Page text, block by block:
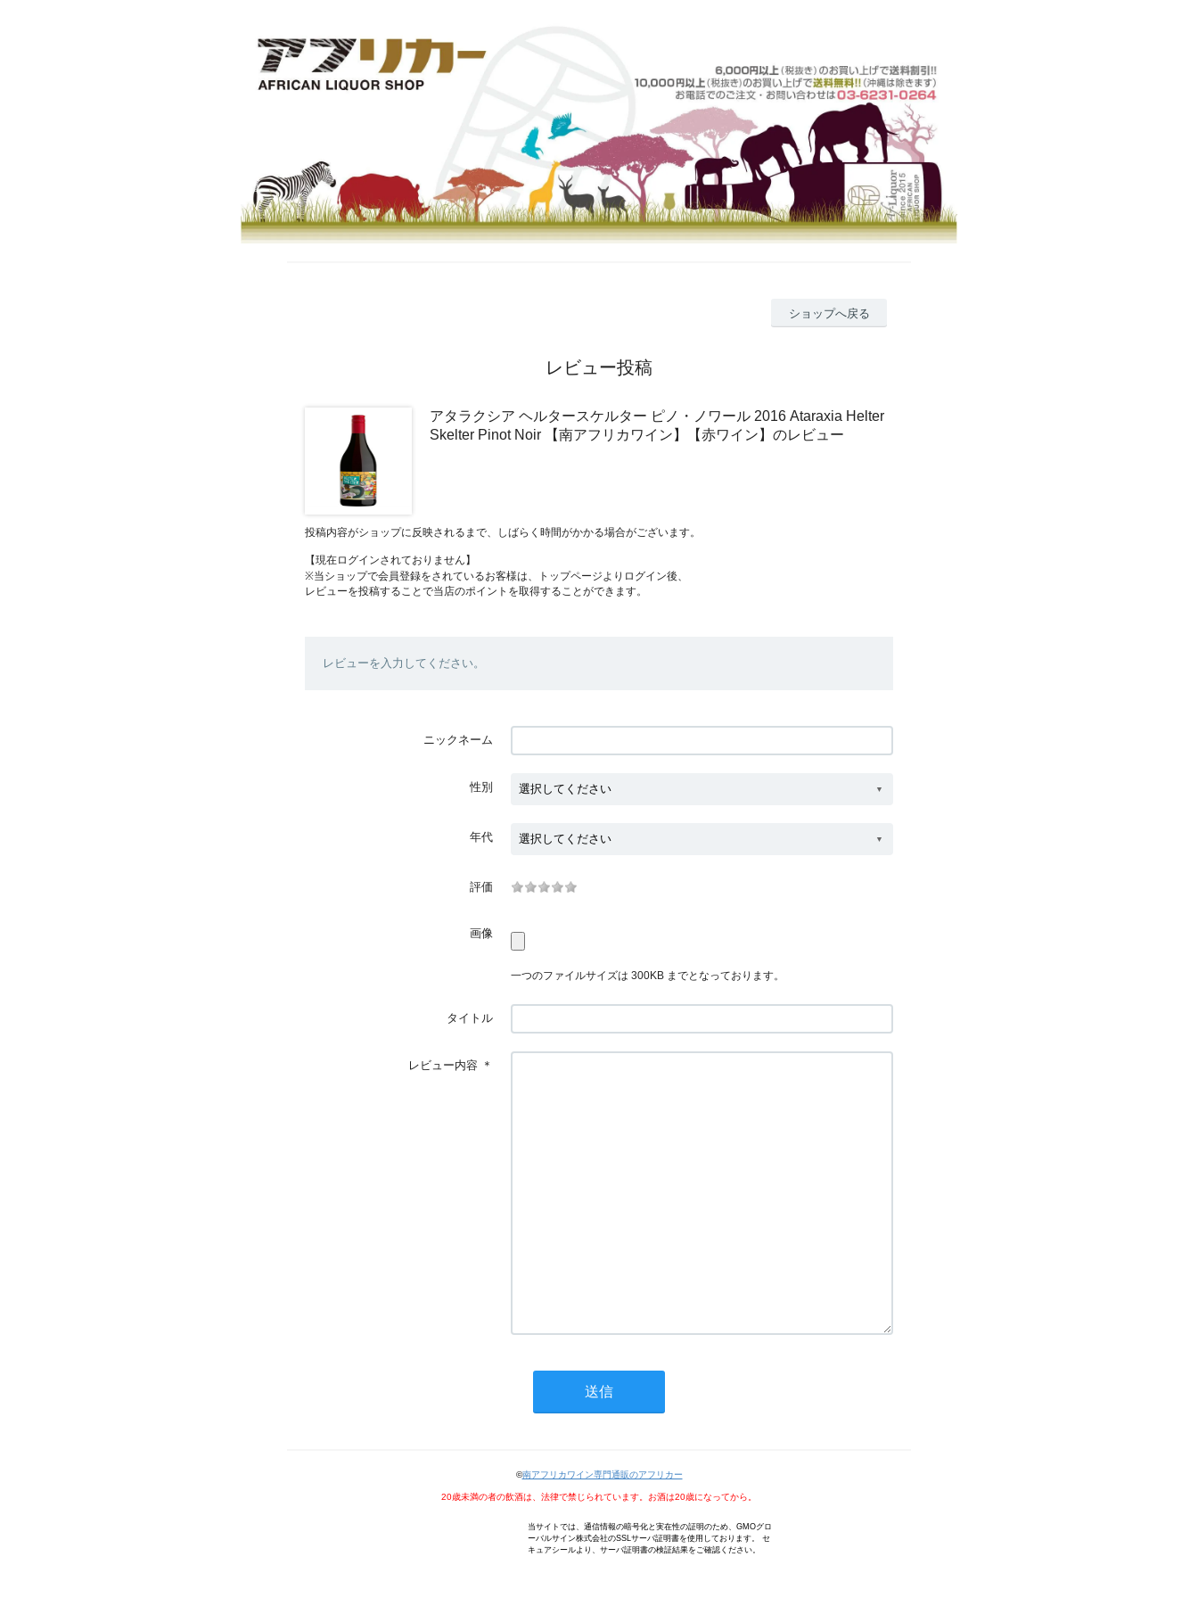
ショップへ戻る
レビュー投稿
アタラクシア ヘルタースケルター ピノ・ノワール 2016 Ataraxia Helter
Skelter Pinot Noir 【南アフリカワイン】【赤ワイン】のレビュー
投稿内容がショップに反映されるまで、しばらく時間がかかる場合がございます。
【現在ログインされておりません】
※当ショップで会員登録をされているお客様は、トップページよりログイン後、
レビューを投稿することで当店のポイントを取得することができます。
レビューを入力してください。
ニックネーム
性別
年代
評価
画像
一つのファイルサイズは 300KB までとなっております。
タイトル
レビュー内容 ＊
©南アフリカワイン専門通販のアフリカー
20歳未満の者の飲酒は、法律で禁じられています。お酒は20歳になってから。
当サイトでは、通信情報の暗号化と実在性の証明のため、GMOグロ
ーバルサイン株式会社のSSLサーバ証明書を使用しております。 セ
キュアシールより、サーバ証明書の検証結果をご確認ください。